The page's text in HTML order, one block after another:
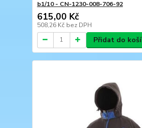
b1/10 - CN-1230-008-706-92
615,00 Kč
508,26 Kč bez DPH
Přidat do